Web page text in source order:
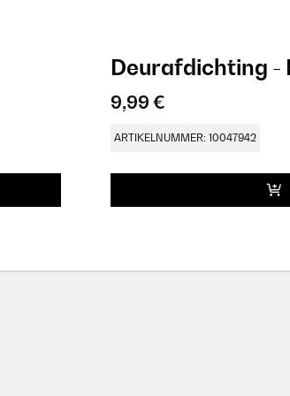
Deurafdichting -
9,99 €
ARTIKELNUMMER: 10047942